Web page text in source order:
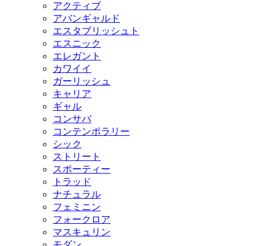
アクティブ
アバンギャルド
エスタブリッシュト
エスニック
エレガント
カワイイ
ガーリッシュ
キャリア
ギャル
コンサバ
コンテンポラリー
シック
ストリート
スポーティー
トラッド
ナチュラル
フェミニン
フォークロア
マスキュリン